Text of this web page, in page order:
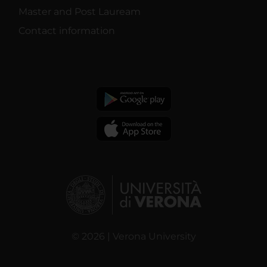
Master and Post Lauream
Contact information
© 2026 | Verona University